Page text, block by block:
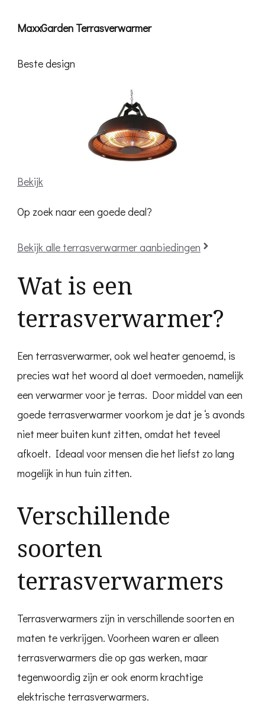
MaxxGarden Terrasverwarmer
Beste design
Bekijk
Op zoek naar een goede deal?
Bekijk alle terrasverwarmer aanbiedingen
Wat is een
terrasverwarmer?
Een terrasverwarmer, ook wel heater genoemd, is
precies wat het woord al doet vermoeden, namelijk
een verwarmer voor je terras. Door middel van een
goede terrasverwarmer voorkom je dat je ‘s avonds
niet meer buiten kunt zitten, omdat het teveel
afkoelt. Ideaal voor mensen die het liefst zo lang
mogelijk in hun tuin zitten.
Verschillende
soorten
terrasverwarmers
Terrasverwarmers zijn in verschillende soorten en
maten te verkrijgen. Voorheen waren er alleen
terrasverwarmers die op gas werken, maar
tegenwoordig zijn er ook enorm krachtige
elektrische terrasverwarmers.